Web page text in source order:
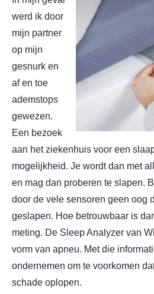
werd ik door
mijn partner
op mijn
gesnurk en
af en toe
ademstops
gewezen.
Een bezoek
aan het ziekenhuis voor een
mogelijkheid. Je wordt dan met
en mag dan proberen te slapen.
door de vele sensoren geen oog
geslapen. Hoe betrouwbaar is
meting. De Sleep Analyzer van
vorm van apneu. Met die
ondernemen om te voorkomen
schade oplopen.